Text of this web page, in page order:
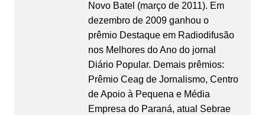
Novo Batel (março de 2011). Em
dezembro de 2009 ganhou o
prêmio Destaque em Radiodifusão
nos Melhores do Ano do jornal
Diário Popular. Demais prêmios:
Prêmio Ceag de Jornalismo, Centro
de Apoio à Pequena e Média
Empresa do Paraná, atual Sebrae